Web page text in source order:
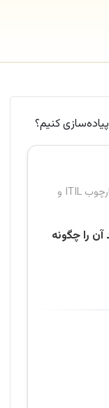
[ مجری تخصصی پیاده‌سازی چارچوب ITIL و
را چگونه